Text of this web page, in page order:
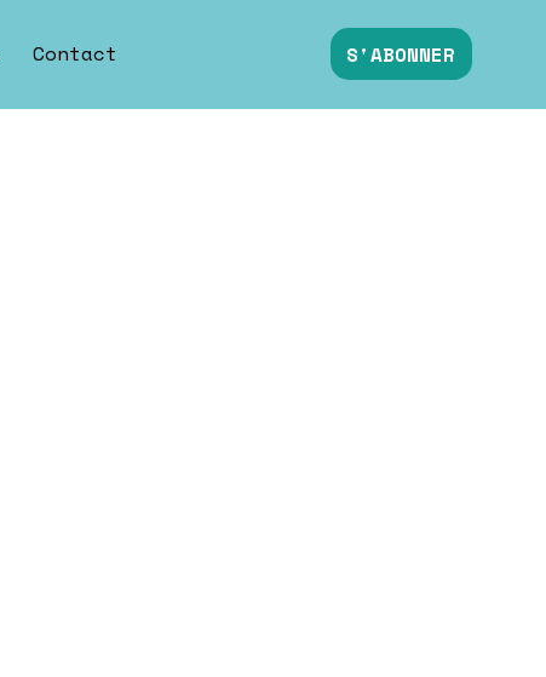
Contact S'ABONNER